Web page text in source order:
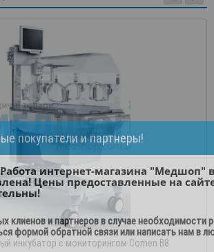
инкубатор с мониторингом Comen В8
покупатели и партнеры!
интернет-магазина "Медшоп"
Цены предоставленные на
клиенов и партнеров в случае необходимости
формой обратной связи или написать нам в